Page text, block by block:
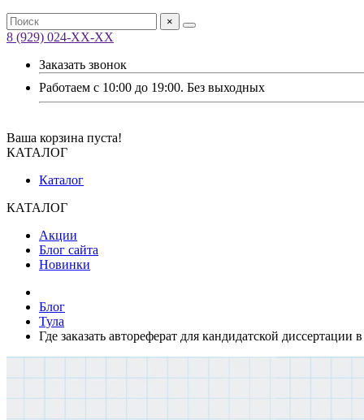
×
8 (929) 024-ХХ-ХХ
Заказать звонок
Работаем с 10:00 до 19:00. Без выходных
Ваша корзина пуста!
КАТАЛОГ
Каталог
КАТАЛОГ
Акции
Блог сайта
Новинки
Блог
Тула
Где заказать автореферат для кандидатской диссертации